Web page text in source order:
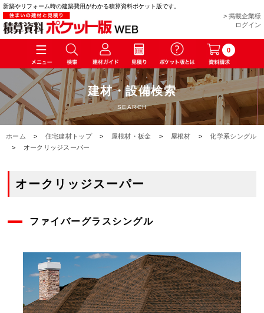
新築やリフォーム時の建築費用がわかる積算資料ポケット版です。
> 掲載企業様
ログイン
0
建材・設備検索
SEARCH
ホーム > 住宅建材トップ > 屋根材・板金 > 屋根材 >
化学系シングル
>
オークリッジスーパー
オークリッジスーパー
ファイバーグラスシングル